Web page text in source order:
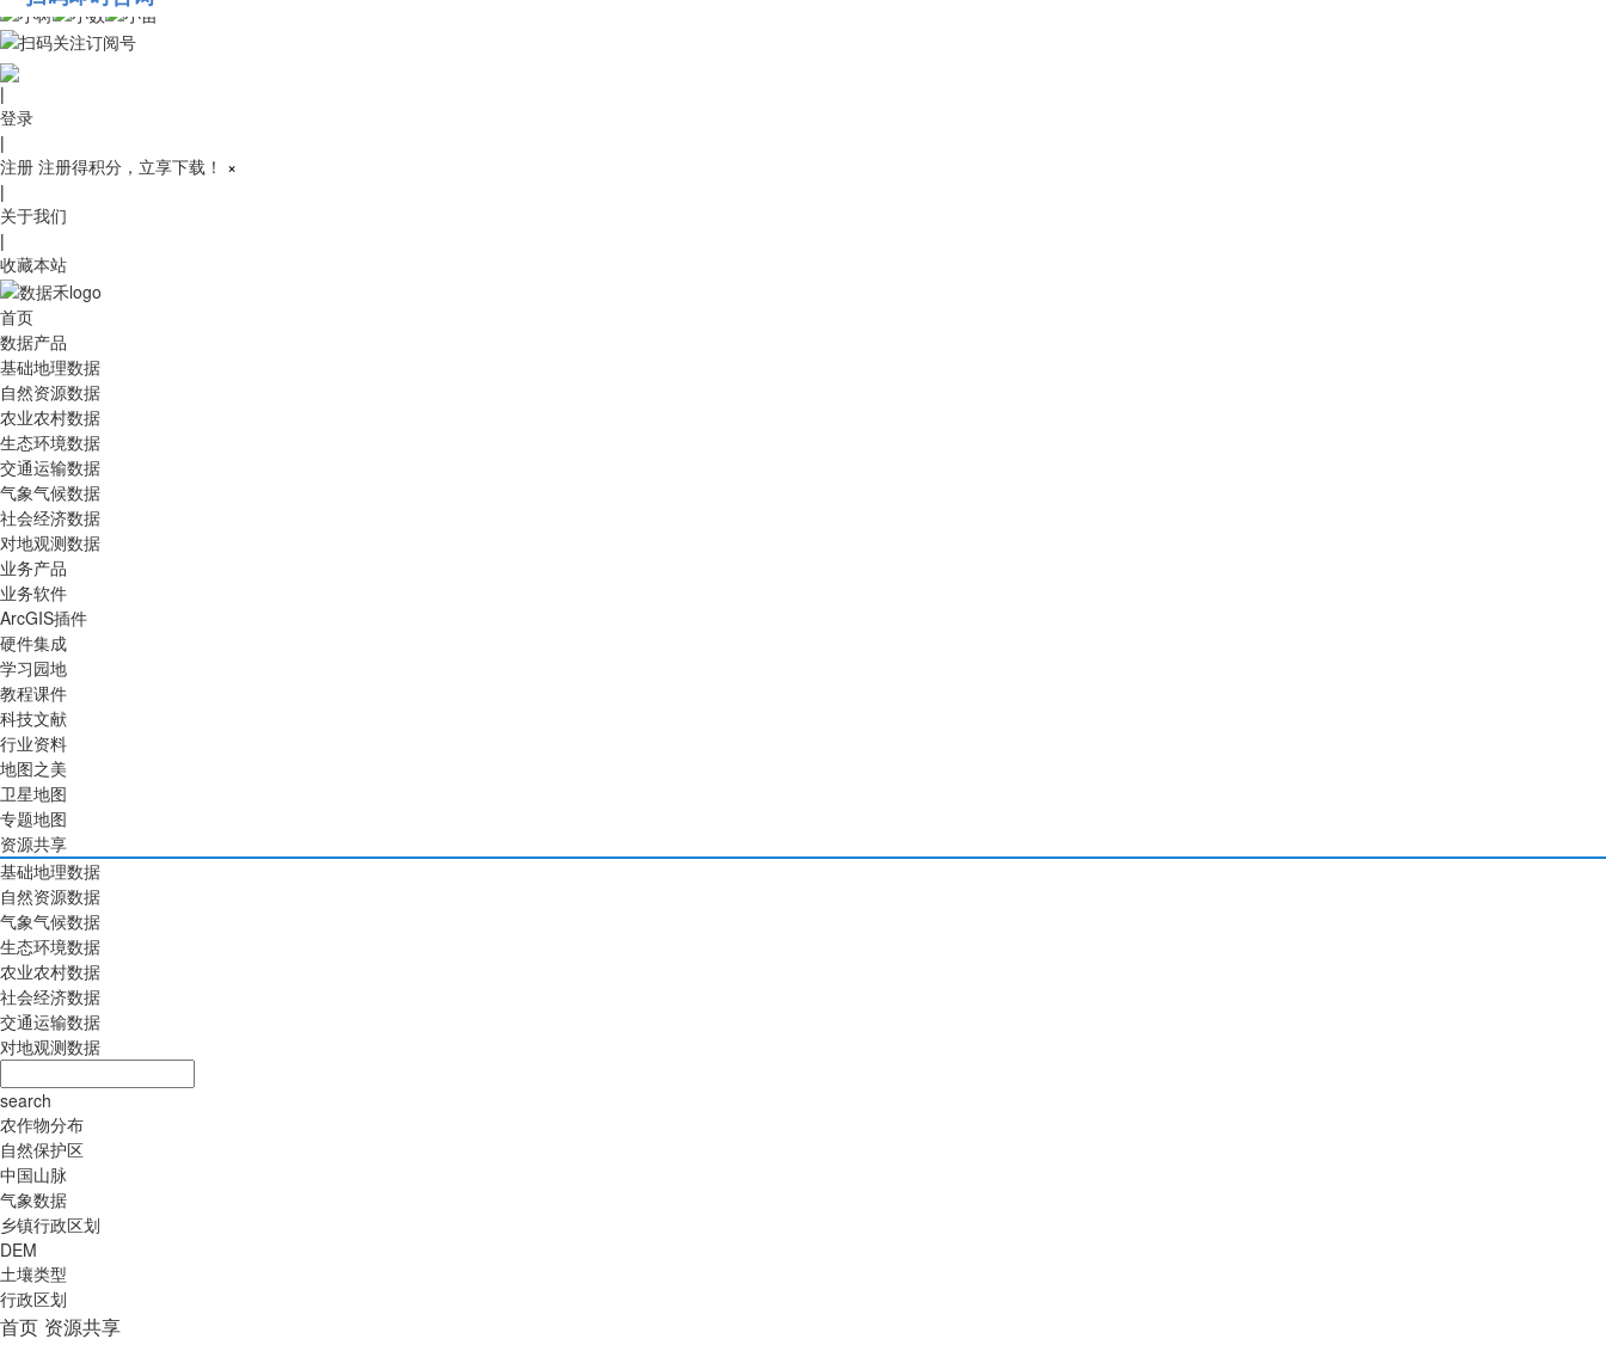
010-53689091
|
登录
|
注册 注册得积分，立享下载！ ×
|
关于我们
|
收藏本站
首页
数据产品
基础地理数据
自然资源数据
农业农村数据
生态环境数据
交通运输数据
气象气候数据
社会经济数据
对地观测数据
业务产品
业务软件
ArcGIS插件
硬件集成
学习园地
教程课件
科技文献
行业资料
地图之美
卫星地图
专题地图
资源共享
基础地理数据
自然资源数据
气象气候数据
生态环境数据
农业农村数据
社会经济数据
交通运输数据
对地观测数据
search
农作物分布
自然保护区
中国山脉
气象数据
乡镇行政区划
DEM
土壤类型
行政区划
首页 资源共享